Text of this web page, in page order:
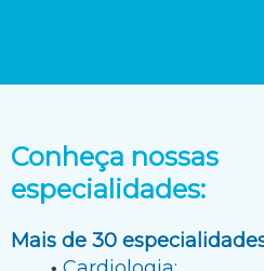
Conheça nossas
especialidades:
Mais de 30